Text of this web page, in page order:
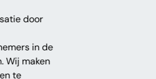
door
in de
maken
te